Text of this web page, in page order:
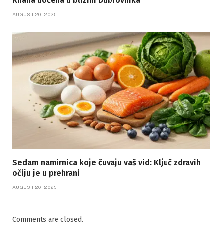
AUGUST 20, 2025
Sedam namirnica koje čuvaju vaš vid: Ključ zdravih
očiju je u prehrani
AUGUST 20, 2025
Comments are closed.